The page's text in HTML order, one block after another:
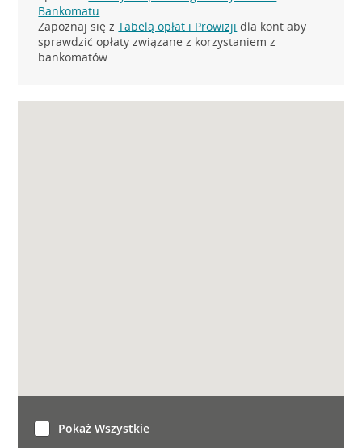
Bankomatu.
Zapoznaj się zTabelą opłat i Prowizji dla kont aby
sprawdzić opłaty związane z korzystaniem z
bankomatów.
Pokaż Wszystkie